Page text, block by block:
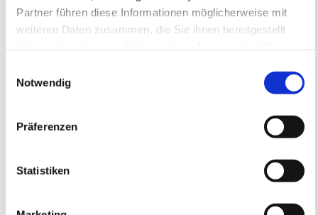
Partner führen diese Informationen möglicherweise mit
weiteren Daten zusammen, die Sie ihnen bereitgestellt
Notwendig
Präferenzen
Statistiken
05ER Ballschule Ostercamp I auf dem
WOLFGANG FRANK CAMPUS für
Kinder im Alter von 4-5 Jahren
05ER Fußballschule
30.03.2026 bis 02.04.2026 (0 zukünftige
99,05 EUR
89,15 EUR